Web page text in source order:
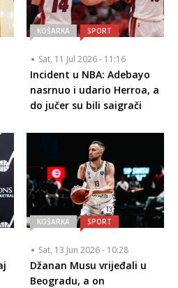
KOŠARKA SPORT
Sat, 11 Jul 2026 - 11:16
Incident u NBA: Adebayo
nasrnuo i udario Herroa, a
do jučer su bili saigrači
KOŠARKA SPORT
Sat, 13 Jun 2026 - 10:28
Džanan Musu vrijeđali u
Beogradu, a on